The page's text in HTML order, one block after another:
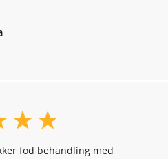
fod behandling med